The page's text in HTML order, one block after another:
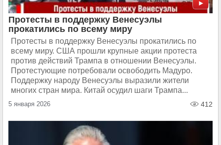
Протесты в поддержку Венесуэлы
прокатились по всему миру
Протесты в поддержку Венесуэлы прокатились по
всему миру. США прошли крупные акции протеста
против действий Трампа в отношении Венесуэлы.
Протестующие потребовали освободить Мадуро.
Поддержку народу Венесуэлы выразили жители
многих стран мира. Китай осудил шаги Трампа...
5 января 2026 412